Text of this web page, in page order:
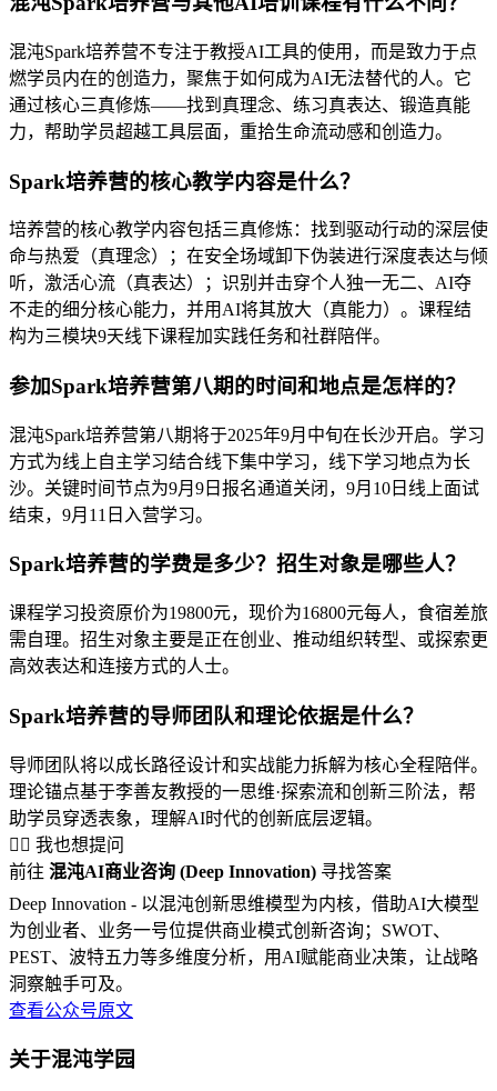
混沌Spark培养营不专注于教授AI工具的使用，而是致力于点
燃学员内在的创造力，聚焦于如何成为AI无法替代的人。它
通过核心三真修炼——找到真理念、练习真表达、锻造真能
力，帮助学员超越工具层面，重拾生命流动感和创造力。
Spark培养营的核心教学内容是什么？
培养营的核心教学内容包括三真修炼：找到驱动行动的深层使
命与热爱（真理念）；在安全场域卸下伪装进行深度表达与倾
听，激活心流（真表达）；识别并击穿个人独一无二、AI夺
不走的细分核心能力，并用AI将其放大（真能力）。课程结
构为三模块9天线下课程加实践任务和社群陪伴。
参加Spark培养营第八期的时间和地点是怎样的？
混沌Spark培养营第八期将于2025年9月中旬在长沙开启。学习
方式为线上自主学习结合线下集中学习，线下学习地点为长
沙。关键时间节点为9月9日报名通道关闭，9月10日线上面试
结束，9月11日入营学习。
Spark培养营的学费是多少？招生对象是哪些人？
课程学习投资原价为19800元，现价为16800元每人，食宿差旅
需自理。招生对象主要是正在创业、推动组织转型、或探索更
高效表达和连接方式的人士。
Spark培养营的导师团队和理论依据是什么？
导师团队将以成长路径设计和实战能力拆解为核心全程陪伴。
理论锚点基于李善友教授的一思维·探索流和创新三阶法，帮
助学员穿透表象，理解AI时代的创新底层逻辑。
🙋‍♂️ 我也想提问
前往 混沌AI商业咨询 (Deep Innovation) 寻找答案
Deep Innovation - 以混沌创新思维模型为内核，借助AI大模型
为创业者、业务一号位提供商业模式创新咨询；SWOT、
PEST、波特五力等多维度分析，用AI赋能商业决策，让战略
洞察触手可及。
查看公众号原文
关于混沌学园